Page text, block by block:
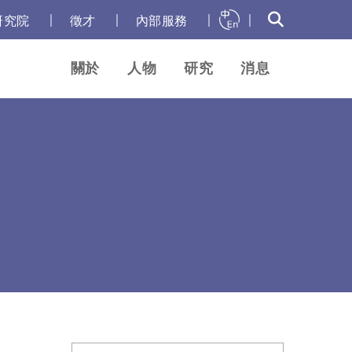
究院 徵才 內部服務
關於 人物 研究 消息